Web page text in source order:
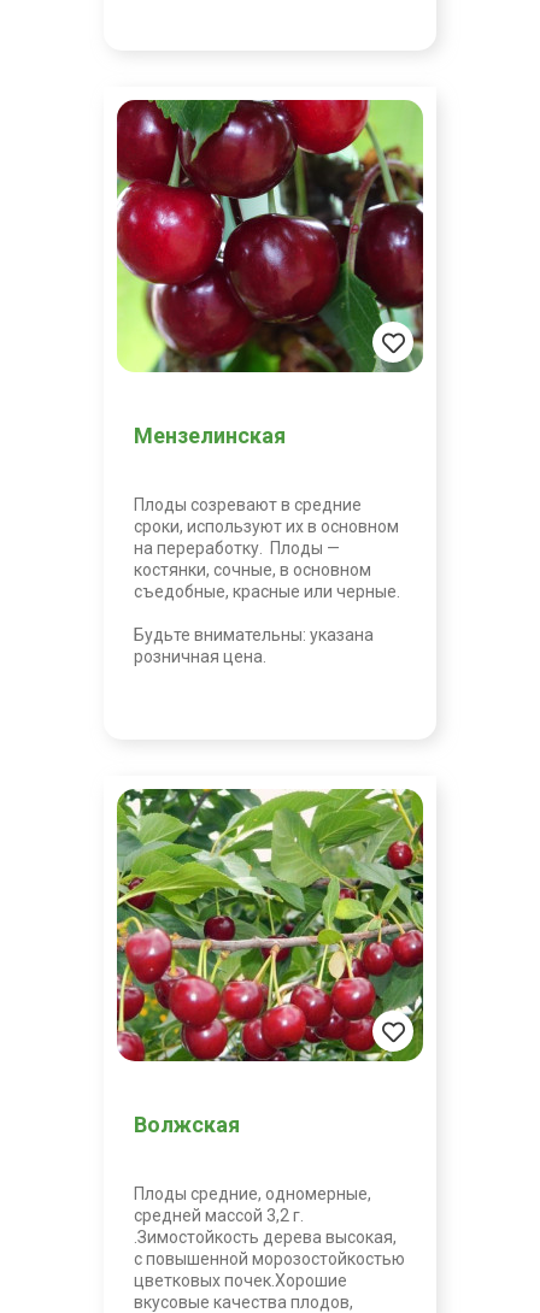
Мензелинская
Плоды созревают в средние
сроки, используют их в основном
на переработку. Плоды —
костянки, сочные, в основном
съедобные, красные или черные.
Будьте внимательны: указана
розничная цена.
Волжская
Плоды средние, одномерные,
средней массой 3,2 г.
.Зимостойкость дерева высокая,
с повышенной морозостойкостью
цветковых почек.Хорошие
вкусовые качества плодов,